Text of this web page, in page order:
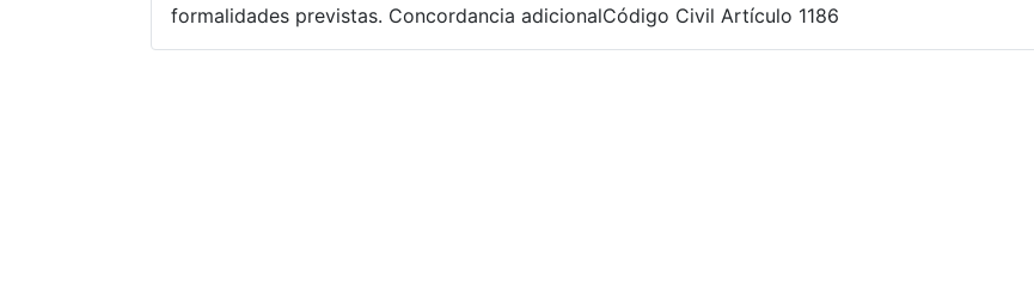
formalidades previstas. Concordancia adicionalCódigo Civil Artículo 1186